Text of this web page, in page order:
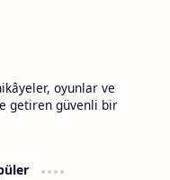
oyunlar ve
getiren güvenli bir